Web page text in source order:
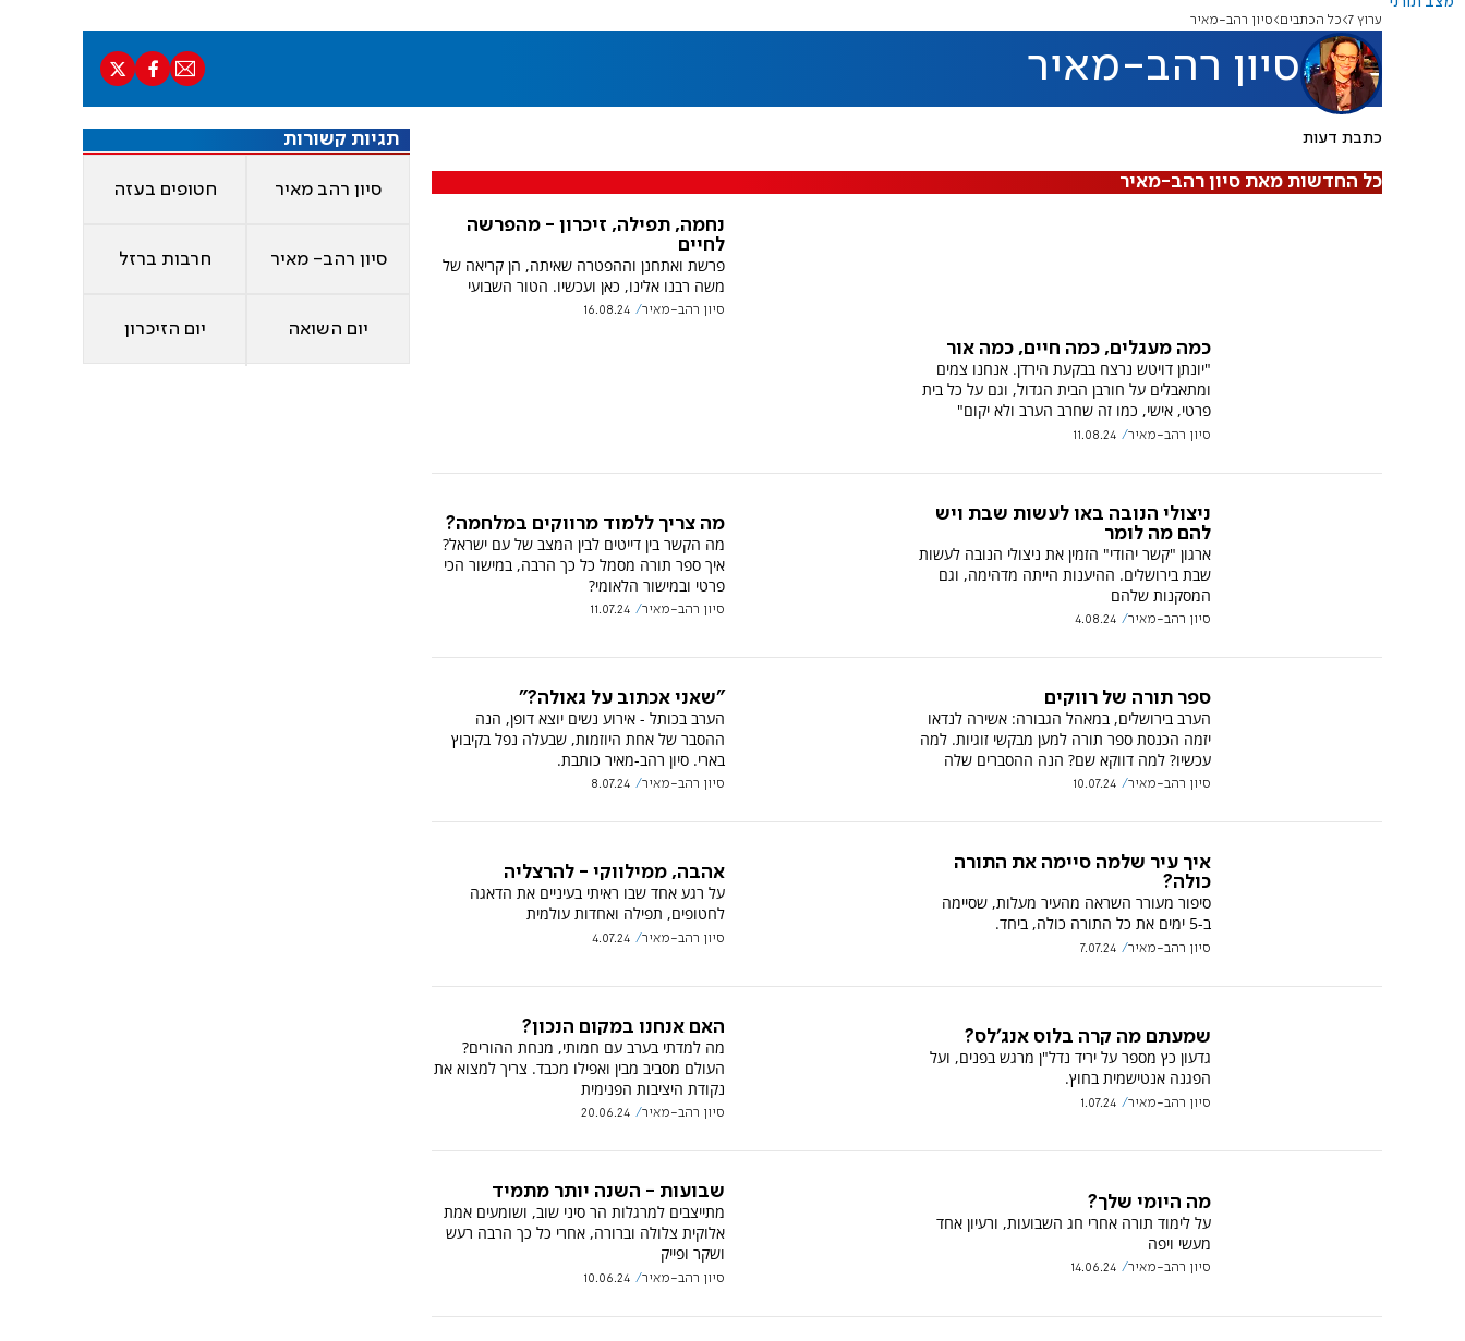
ערוץ 7 כל הכתבים סיון רהב-מאיר
סיון רהב-מאיר
כתבת דעות
כל החדשות מאת סיון רהב-מאיר
נחמה, תפילה, זיכרון - מהפרשה
לחיים
פרשת ואתחנן וההפטרה שאיתה, הן קריאה של
משה רבנו אלינו, כאן ועכשיו. הטור השבועי
סיון רהב-מאיר 16.08.24
כמה מעגלים, כמה חיים, כמה אור
"יונתן דויטש נרצח בבקעת הירדן. אנחנו צמים
ומתאבלים על חורבן הבית הגדול, וגם על כל בית
פרטי, אישי, כמו זה שחרב הערב ולא יקום"
סיון רהב-מאיר 11.08.24
ניצולי הנובה באו לעשות שבת ויש
להם מה לומר
ארגון "קשר יהודי" הזמין את ניצולי הנובה לעשות
שבת בירושלים. ההיענות הייתה מדהימה, וגם
המסקנות שלהם
סיון רהב-מאיר 4.08.24
מה צריך ללמוד מרווקים במלחמה?
מה הקשר בין דייטים לבין המצב של עם ישראל?
איך ספר תורה מסמל כל כך הרבה, במישור הכי
פרטי ובמישור הלאומי?
סיון רהב-מאיר 11.07.24
ספר תורה של רווקים
הערב בירושלים, במאהל הגבורה: אשירה לנדאו
יזמה הכנסת ספר תורה למען מבקשי זוגיות. למה
עכשיו? למה דווקא שם? הנה ההסברים שלה
סיון רהב-מאיר 10.07.24
"שאני אכתוב על גאולה?"
הערב בכותל - אירוע נשים יוצא דופן, הנה
ההסבר של אחת היוזמות, שבעלה נפל בקיבוץ
בארי. סיון רהב-מאיר כותבת.
סיון רהב-מאיר 8.07.24
איך עיר שלמה סיימה את התורה
כולה?
סיפור מעורר השראה מהעיר מעלות, שסיימה
ב-5 ימים את כל התורה כולה, ביחד.
סיון רהב-מאיר 7.07.24
אהבה, ממילווקי - להרצליה
על רגע אחד שבו ראיתי בעיניים את הדאגה
לחטופים, תפילה ואחדות עולמית
סיון רהב-מאיר 4.07.24
שמעתם מה קרה בלוס אנג'לס?
גדעון כץ מספר על יריד נדל"ן מרגש בפנים, ועל
הפגנה אנטישמית בחוץ.
סיון רהב-מאיר 1.07.24
האם אנחנו במקום הנכון?
מה למדתי בערב עם חמותי, מנחת ההורים?
העולם מסביב מבין ואפילו מכבד. צריך למצוא את
נקודת היציבות הפנימית
סיון רהב-מאיר 20.06.24
מה היומי שלך?
על לימוד תורה אחרי חג השבועות, ורעיון אחד
מעשי ויפה
סיון רהב-מאיר 14.06.24
שבועות - השנה יותר מתמיד
מתייצבים למרגלות הר סיני שוב, ושומעים אמת
אלוקית צלולה וברורה, אחרי כל כך הרבה רעש
ושקר ופייק
סיון רהב-מאיר 10.06.24
תגיות קשורות
סיון רהב מאיר חטופים בעזה
סיון רהב- מאיר חרבות ברזל
יום השואה יום הזיכרון